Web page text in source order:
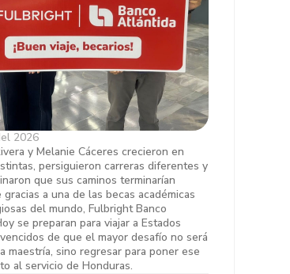
y Melanie, dos hondureños
el mito de que las
becas ya tienen dueño
2026
y Melanie Cáceres crecieron en
persiguieron carreras diferentes y
que sus caminos terminarían
a una de las becas académicas
del mundo, Fulbright Banco
se preparan para viajar a Estados
de que el mayor desafío no será
maestría, sino regresar para poner ese
al servicio de Honduras.